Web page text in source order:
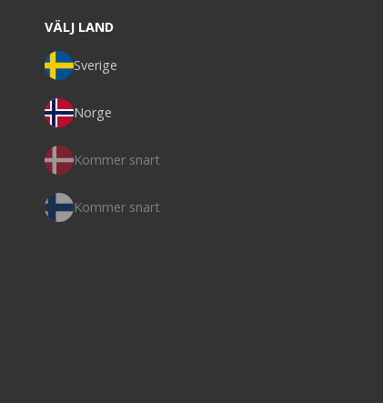
VÄLJ LAND
Sverige
Norge
Kommer snart
Kommer snart